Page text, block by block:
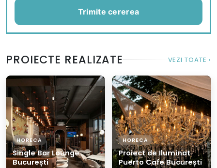
Trimite cererea
PROIECTE REALIZATE VEZI TOATE ›
HORECA
Single Bar Lounge
București
HORECA
Proiect de Iluminat
Puerto Cafe București